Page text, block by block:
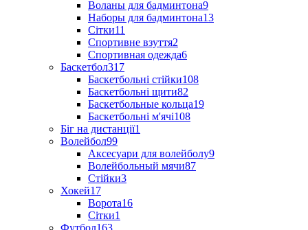
Воланы для бадминтона9
Наборы для бадминтона13
Сітки11
Спортивне взуття2
Спортивная одежда6
Баскетбол317
Баскетбольні стійки108
Баскетбольні щити82
Баскетбольные кольца19
Баскетбольні м'ячі108
Біг на дистанції1
Волейбол99
Аксесуари для волейболу9
Волейбольный мячи87
Стійки3
Хокей17
Ворота16
Сітки1
Футбол163